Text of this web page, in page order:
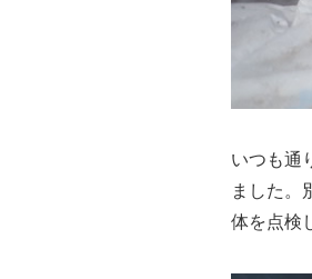
いつも通
ました。
体を点検